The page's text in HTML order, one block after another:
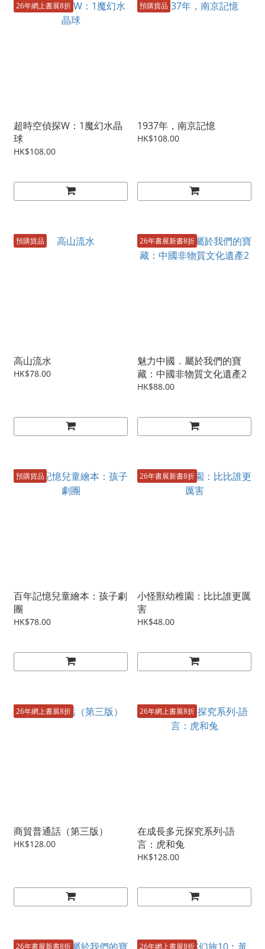
26年網上書展8折
超時空偵探W：1魔幻水晶
球
HK$108.00
預購貨品
1937年，南京記憶
HK$108.00
預購貨品
高山流水
HK$78.00
26年書展新書8折
魅力中國．屬於我們的寶
藏：中國非物質文化遺產2
HK$88.00
預購貨品
百年記憶兒童繪本：孩子劇
團
HK$78.00
26年書展新書8折
小怪獸幼稚園：比比誰更厲
害
HK$48.00
26年網上書展8折
商貿普通話（第三版）
HK$128.00
26年網上書展8折
在成長多元探究系列-語
言：虎和兔
HK$128.00
26年書展新書8折 26年網上書展8折